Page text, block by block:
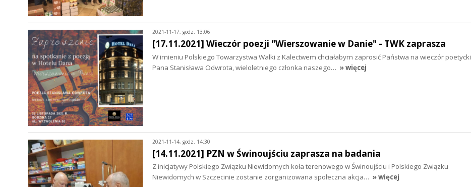
2021-11-17, godz. 13:06
[17.11.2021] Wieczór poezji "Wierszowanie w Danie" - TWK zaprasza
W imieniu Polskiego Towarzystwa Walki z Kalectwem chciałabym zaprosić Państwa na wieczór poetycki
Pana Stanisława Odwrota, wieloletniego członka naszego… » więcej
2021-11-14, godz. 14:30
[14.11.2021] PZN w Świnoujściu zaprasza na badania
Z inicjatywy Polskiego Związku Niewidomych koła terenowego w Świnoujściu i Polskiego Związku
Niewidomych w Szczecinie zostanie zorganizowana społeczna akcja… » więcej